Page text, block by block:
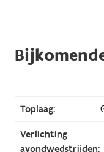
Toplaag:
Verlichting
avondwedstrijden: